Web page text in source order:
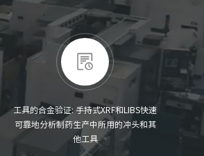
工具的合金验证: 手持式XRF和LIBS快速
可靠地分析制药生产中所用的冲头和其
他工具